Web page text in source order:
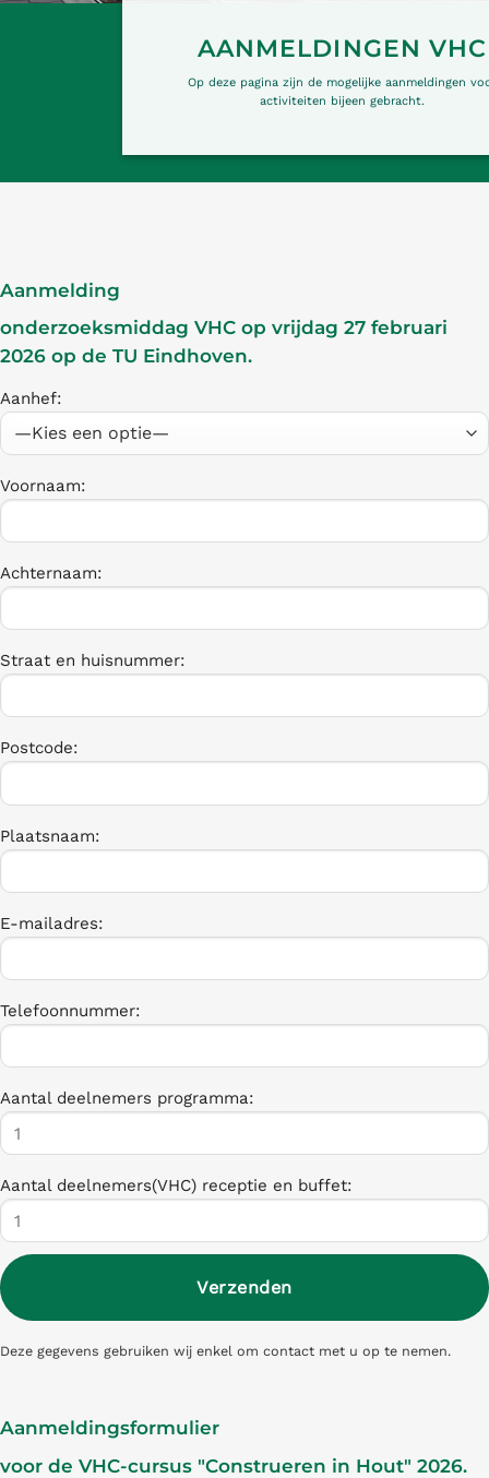
AANMELDINGEN VHC
Op deze pagina zijn de mogelijke aanmeldingen
activiteiten bijeen gebracht.
Aanmelding
onderzoeksmiddag VHC op vrijdag 27 februari
2026 op de TU Eindhoven.
Aanhef:
Voornaam:
Achternaam:
Straat en huisnummer:
Postcode:
Plaatsnaam:
E-mailadres:
Telefoonnummer:
Aantal deelnemers programma:
Aantal deelnemers(VHC) receptie en buffet:
Deze gegevens gebruiken wij enkel om contact met u op te nemen.
Aanmeldingsformulier
voor de VHC-cursus "Construeren in Hout" 2026.